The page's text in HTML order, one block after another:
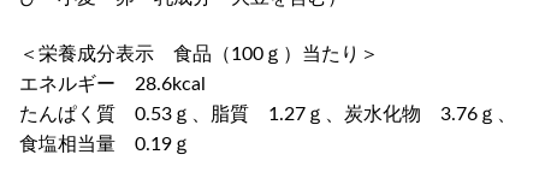
＜栄養成分表示 食品（100ｇ）当たり＞
エネルギー 28.6kcal
たんぱく質 0.53ｇ、脂質 1.27ｇ、炭水化物 3.76ｇ、
食塩相当量 0.19ｇ